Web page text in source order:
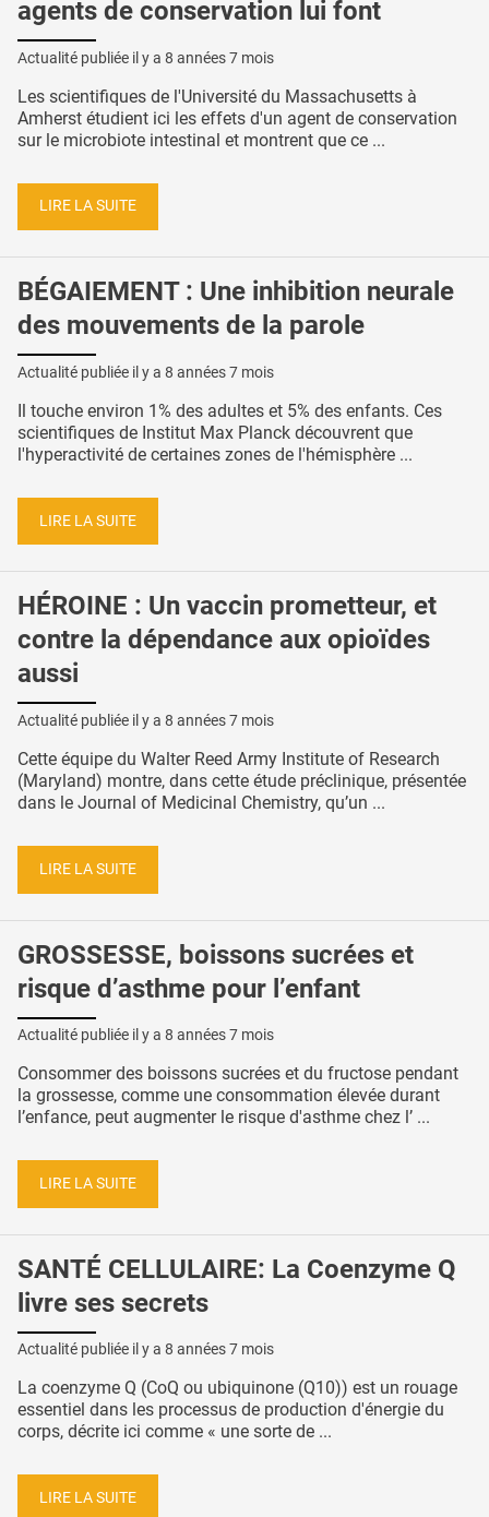
agents de conservation lui font
Actualité publiée il y a 8 années 7 mois
Les scientifiques de l'Université du Massachusetts à
Amherst étudient ici les effets d'un agent de conservation
sur le microbiote intestinal et montrent que ce ...
LIRE LA SUITE
BÉGAIEMENT : Une inhibition neurale
des mouvements de la parole
Actualité publiée il y a 8 années 7 mois
Il touche environ 1% des adultes et 5% des enfants. Ces
scientifiques de Institut Max Planck découvrent que
l'hyperactivité de certaines zones de l'hémisphère ...
LIRE LA SUITE
HÉROINE : Un vaccin prometteur, et
contre la dépendance aux opioïdes
aussi
Actualité publiée il y a 8 années 7 mois
Cette équipe du Walter Reed Army Institute of Research
(Maryland) montre, dans cette étude préclinique, présentée
dans le Journal of Medicinal Chemistry, qu’un ...
LIRE LA SUITE
GROSSESSE, boissons sucrées et
risque d’asthme pour l’enfant
Actualité publiée il y a 8 années 7 mois
Consommer des boissons sucrées et du fructose pendant
la grossesse, comme une consommation élevée durant
l’enfance, peut augmenter le risque d'asthme chez l’ ...
LIRE LA SUITE
SANTÉ CELLULAIRE: La Coenzyme Q
livre ses secrets
Actualité publiée il y a 8 années 7 mois
La coenzyme Q (CoQ ou ubiquinone (Q10)) est un rouage
essentiel dans les processus de production d'énergie du
corps, décrite ici comme « une sorte de ...
LIRE LA SUITE